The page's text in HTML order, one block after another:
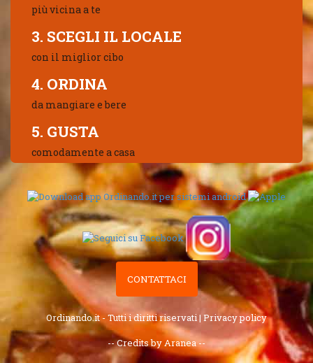
più vicina a te
3. SCEGLI IL LOCALE
con il miglior cibo
4. ORDINA
da mangiare e bere
5. GUSTA
comodamente a casa
CONTATTACI
Ordinando.it - Tutti i diritti riservati | Privacy policy
-- Credits by Aranea --